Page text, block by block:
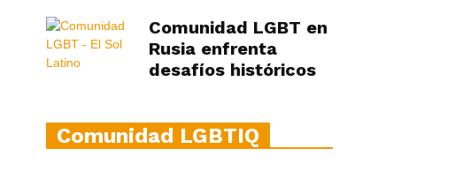
Comunidad LGBT en
Rusia enfrenta
desafíos históricos
Comunidad LGBTIQ